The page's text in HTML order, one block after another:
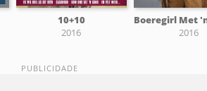
10+10
2016
2016